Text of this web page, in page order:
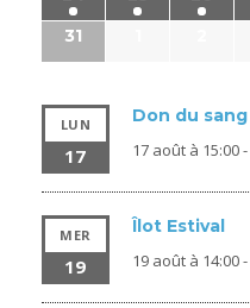
31
LUN
17
Don du sang
17 août à 15:00-
MER
19
Îlot Estival
19 août à 14:00-